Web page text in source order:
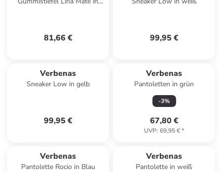
81,66 € 99,95 €
Verbenas
Sneaker Low in gelb
99,95 €
Verbenas
Pantoletten in grün
-3%
67,80 €
UVP: 69,95 €*
Verbenas
Pantolette Rocio in Blau
Verbenas
Pantolette in weiß